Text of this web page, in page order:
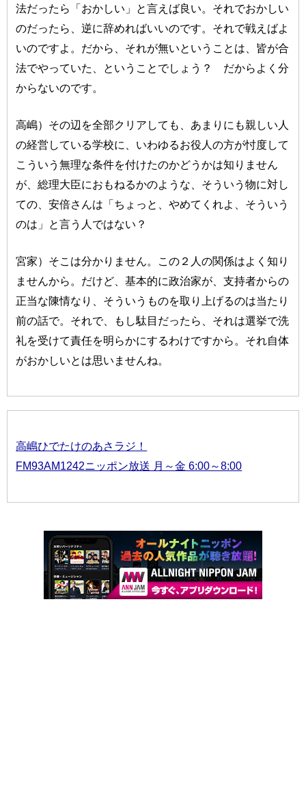
法だったら「おかしい」と言えば良い。それでおかしい
のだったら、逆に辞めればいいのです。それで戦えばよ
いのですよ。だから、それが無いということは、皆が合
法でやっていた、ということでしょう？ だからよく分
からないのです。
高嶋）その辺を全部クリアしても、あまりにも親しい人
の経営している学校に、いわゆるお役人の方が忖度して
こういう無理な条件を付けたのかどうかは知りません
が、総理大臣におもねるかのような、そういう物に対し
ての、安倍さんは「ちょっと、やめてくれよ、そういう
のは」と言う人ではない？
宮家）そこは分かりません。この２人の関係はよく知り
ませんから。だけど、基本的に政治家が、支持者からの
正当な陳情なり、そういうものを取り上げるのは当たり
前の話で。それで、もし駄目だったら、それは選挙で洗
礼を受けて責任を明らかにするわけですから。それ自体
がおかしいとは思いませんね。
高嶋ひでたけのあさラジ！
FM93AM1242ニッポン放送 月～金 6:00～8:00